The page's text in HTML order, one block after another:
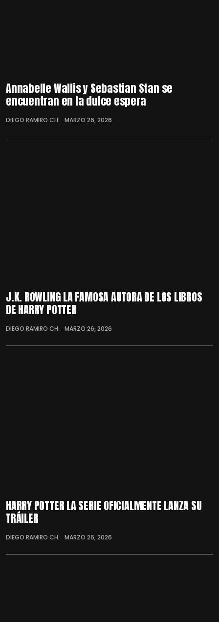
Annabelle Wallis y Sebastian Stan se
encuentran en la dulce espera
DIEGO RAMIRO CH. MARZO 26, 2026
J.K. ROWLING LA FAMOSA AUTORA DE LOS LIBROS
DE HARRY POTTER
DIEGO RAMIRO CH. MARZO 26, 2026
HARRY POTTER LA SERIE OFICIALMENTE LANZA SU
TRÁILER
DIEGO RAMIRO CH. MARZO 26, 2026